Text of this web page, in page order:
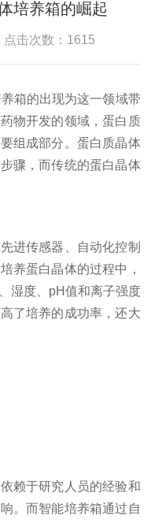
培养箱的崛起
点击次数：1615
的出现为这一领域带
物开发的领域，蛋白质
组成部分。蛋白质晶体
骤，而传统的蛋白晶体
传感器、自动化控制
养蛋白晶体的过程中，
湿度、pH值和离子强度
了培养的成功率，还大
于研究人员的经验和
。而智能培养箱通过自